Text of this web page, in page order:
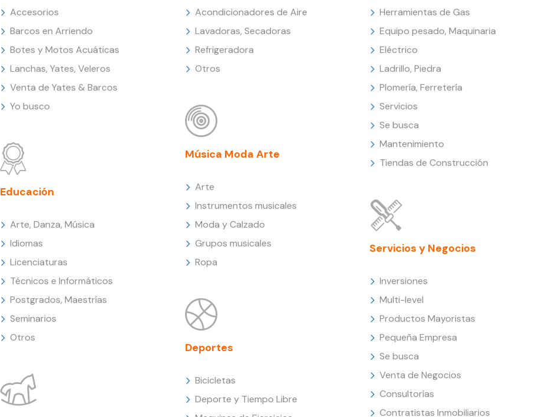
Accesorios
Barcos en Arriendo
Botes y Motos Acuáticas
Lanchas, Yates, Veleros
Venta de Yates & Barcos
Yo busco
Educación
Arte, Danza, Música
Idiomas
Licenciaturas
Técnicos e Informáticos
Postgrados, Maestrías
Seminarios
Otros
Acondicionadores de Aire
Lavadoras, Secadoras
Refrigeradora
Otros
Música Moda Arte
Arte
Instrumentos musicales
Moda y Calzado
Grupos musicales
Ropa
Deportes
Bicicletas
Deporte y Tiempo Libre
Herramientas de Gas
Equipo pesado, Maquinaria
Eléctrico
Ladrillo, Piedra
Plomería, Ferretería
Servicios
Se busca
Mantenimiento
Tiendas de Construcción
Servicios y Negocios
Inversiones
Multi-level
Productos Mayoristas
Pequeña Empresa
Se busca
Venta de Negocios
Consultorías
Contratistas Inmobiliarios